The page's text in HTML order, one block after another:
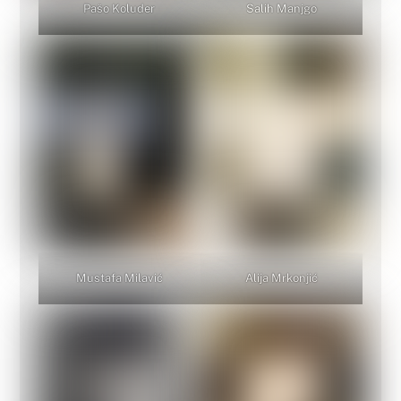
Pašo Koluder Salih Manjgo
Mustafa Milavić Alija Mrkonjić